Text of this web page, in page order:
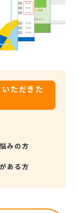
ただきた
みの方
ある方